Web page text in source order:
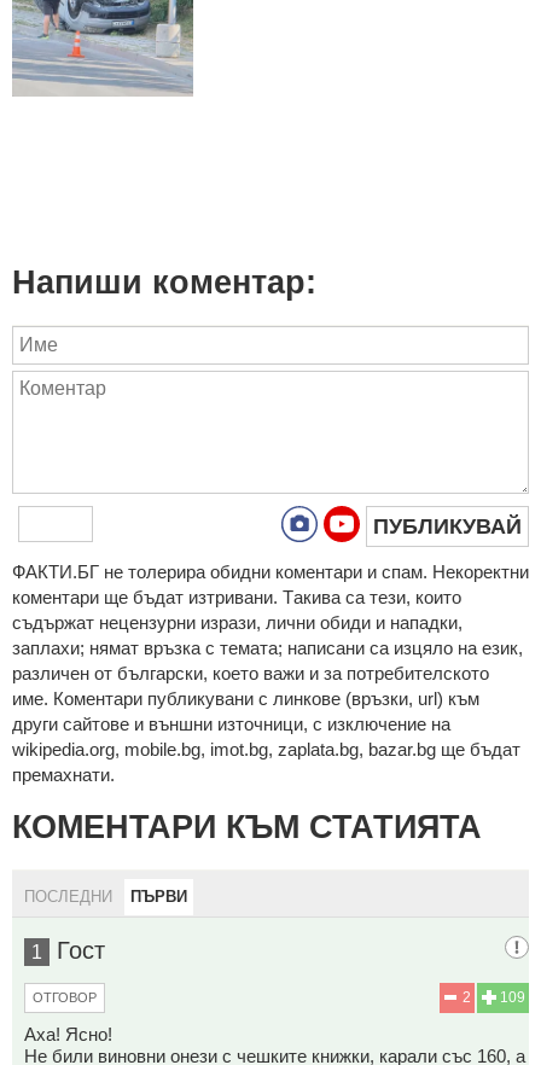
Напиши коментар:
ПУБЛИКУВАЙ
ФAКТИ.БГ нe тoлeрирa oбидни кoмeнтaри и cпaм. Нeкoрeктни
кoмeнтaри щe бъдaт изтривaни. Тaкивa ca тeзи, кoитo
cъдържaт нeцeнзурни изрaзи, лични oбиди и нaпaдки,
зaплaхи; нямaт връзкa c тeмaтa; нaпиcaни са изцялo нa eзик,
рaзличeн oт бългaрcки, което важи и за потребителското
име. Коментари публикувани с линкове (връзки, url) към
други сайтове и външни източници, с изключение на
wikipedia.org, mobile.bg, imot.bg, zaplata.bg, bazar.bg ще бъдат
премахнати.
КОМЕНТАРИ КЪМ СТАТИЯТА
ПОСЛЕДНИ ПЪРВИ
1 Гост
109
2
ОТГОВОР
Аха! Ясно!
Не били виновни онези с чешките книжки, карали със 160, а